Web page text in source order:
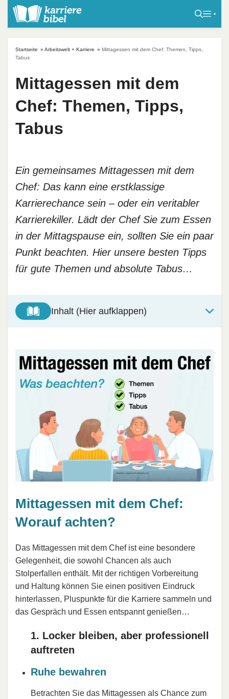
Startseite » Arbeitswelt + Karriere » Mittagessen mit dem Chef: Themen, Tipps,
Tabus
Mittagessen mit dem
Chef: Themen, Tipps,
Tabus
Ein gemeinsames Mittagessen mit dem
Chef: Das kann eine erstklassige
Karrierechance sein – oder ein veritabler
Karrierekiller. Lädt der Chef Sie zum Essen
in der Mittagspause ein, sollten Sie ein paar
Punkt beachten. Hier unsere besten Tipps
für gute Themen und absolute Tabus…
Inhalt (Hier aufklappen)
Mittagessen mit dem Chef:
Worauf achten?
Das Mittagessen mit dem Chef ist eine besondere
Gelegenheit, die sowohl Chancen als auch
Stolperfallen enthält. Mit der richtigen Vorbereitung
und Haltung können Sie einen positiven Eindruck
hinterlassen, Pluspunkte für die Karriere sammeln und
das Gespräch und Essen entspannt genießen…
1. Locker bleiben, aber professionell
auftreten
Ruhe bewahren
Betrachten Sie das Mittagessen als Chance zum